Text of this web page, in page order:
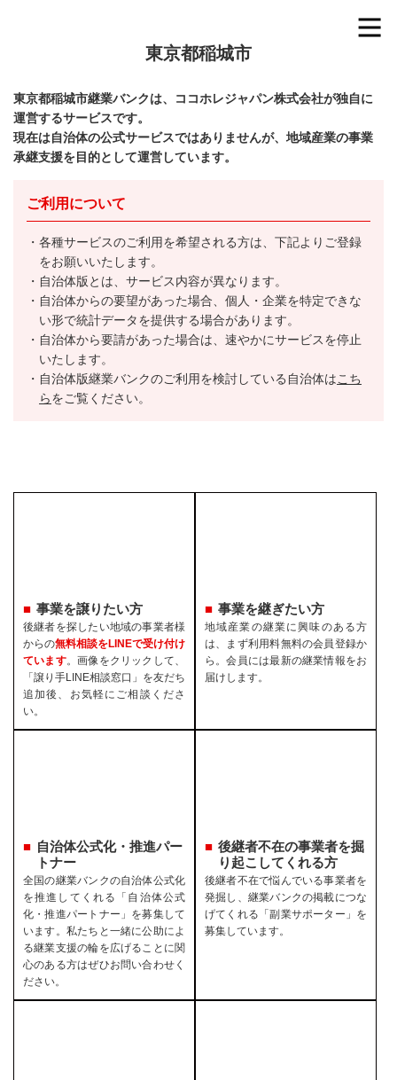
東京都稲城市
東京都稲城市継業バンクは、ココホレジャパン株式会社が独自に
運営するサービスです。
現在は自治体の公式サービスではありませんが、地域産業の事業
承継支援を目的として運営しています。
ご利用について
各種サービスのご利用を希望される方は、下記よりご登録
をお願いいたします。
自治体版とは、サービス内容が異なります。
自治体からの要望があった場合、個人・企業を特定できな
い形で統計データを提供する場合があります。
自治体から要請があった場合は、速やかにサービスを停止
いたします。
自治体版継業バンクのご利用を検討している自治体はこち
らをご覧ください。
事業を譲りたい方
後継者を探したい地域の事業者様
からの無料相談をLINEで受け付け
ています。画像をクリックして、
「譲り手LINE相談窓口」を友だち
追加後、お気軽にご相談くださ
い。
事業を継ぎたい方
地域産業の継業に興味のある方
は、まず利用料無料の会員登録か
ら。会員には最新の継業情報をお
届けします。
自治体公式化・推進パー
トナー
全国の継業バンクの自治体公式化
を推進してくれる「自治体公式
化・推進パートナー」を募集して
います。私たちと一緒に公助によ
る継業支援の輪を広げることに関
心のある方はぜひお問い合わせく
ださい。
後継者不在の事業者を掘
り起こしてくれる方
後継者不在で悩んでいる事業者を
発掘し、継業バンクの掲載につな
げてくれる「副業サポーター」を
募集しています。